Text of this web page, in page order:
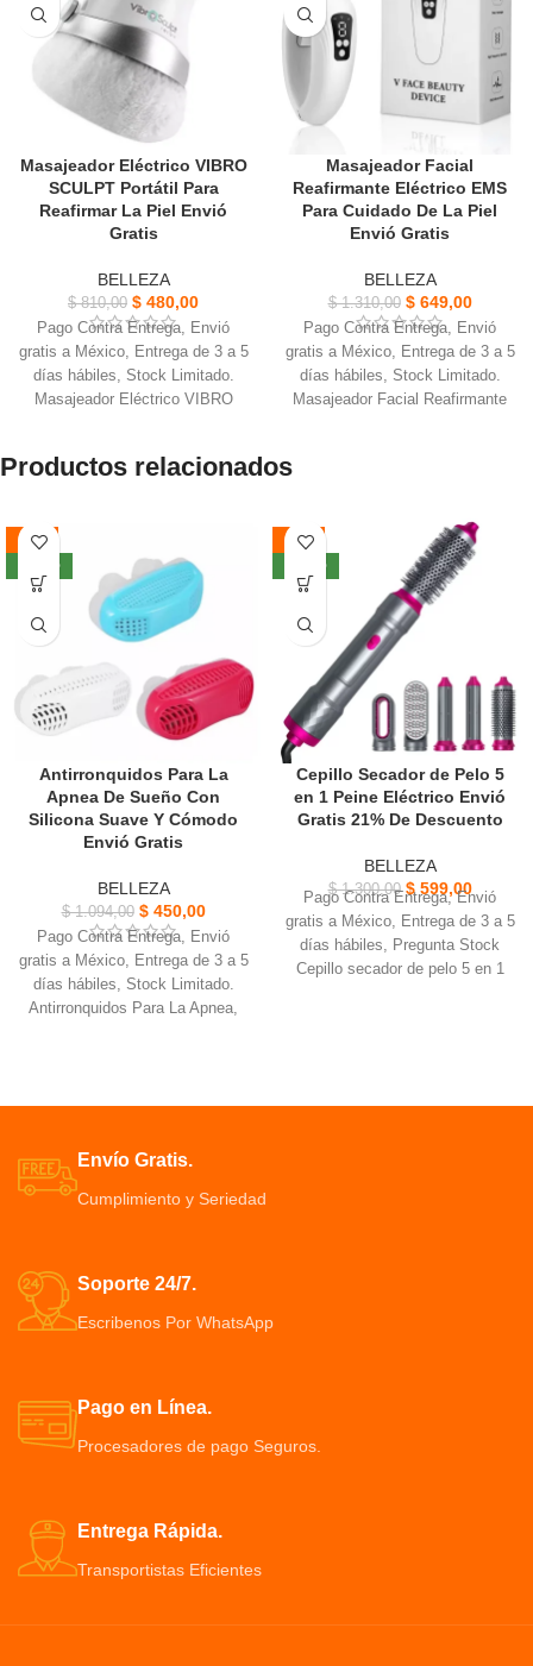
Masajeador Eléctrico VIBRO
SCULPT Portátil Para
Reafirmar La Piel Envió
Gratis
BELLEZA
$810,00 $ 480,00
Pago Contra Entrega, Envió
gratis a México, Entrega de 3 a 5
días hábiles, Stock Limitado.
Masajeador Eléctrico VIBRO
Su cabezal acolchonado enviar
Recupera juventud y vitalidad
para sentirte bien, un masaje
increíblemente reconfortante.
Tecnología oscilatoria envía
placenteras ondas vibratorias a
la capa más profunda de la piel
Ayudando a aliviar molestias,
relajar músculos, calmar dolores
y mejorar la circulación.
un masaje suave y tranquilo, a
uno intenso y profundo.
Masajeador Facial
Reafirmante Eléctrico EMS
Para Cuidado De La Piel
Envió Gratis
BELLEZA
$1.310,00 $649,00
Pago Contra Entrega, Envió
gratis a México, Entrega de 3 a 5
días hábiles, Stock Limitado.
Masajeador Facial Reafirmante
Ideal para uso diario en casa, Su
estimulación térmica.
Ayuda a
reafirmar la piel,
mejorar la circulación y
reducir líneas de expresión
Perfecto para unlifting natural y
no invasivo, tonificando zonas
como mejillas, etc.
Compacto, portátil y fácil de
usar, puedes integrarlo
fácilmente en tu rutina de
cuidado facial.
Productos relacionados
-59%
NUEVO
Antirronquidos Para La
Apnea De Sueño Con
Silicona Suave Y Cómodo
Envió Gratis
BELLEZA
$1.094,00 $450,00
Pago Contra Entrega, Envió
gratis a México, Entrega de 3 a 5
días hábiles, Stock Limitado.
Antirronquidos Para La Apnea,
cómoda, se fija firmemente a la
perfecto.
Cuando los tejidos blandos de la
parte posterior de la garganta
respiratorias positivas reducen
efectivamente los ronquidos
-54%
NUEVO
Cepillo Secador de Pelo 5
en 1 Peine Eléctrico Envió
Gratis 21% De Descuento
BELLEZA
$1.300,00 $599,00
Pago Contra Entrega, Envió
gratis a México, Entrega de 3 a 5
días hábiles, Pregunta Stock
Cepillo secador de pelo 5 en 1
Envío Gratis.
Cumplimiento y Seriedad
Soporte 24/7.
Escribenos Por WhatsApp
Pago en Línea.
Procesadores de pago Seguros.
Entrega Rápida.
Transportistas Eficientes